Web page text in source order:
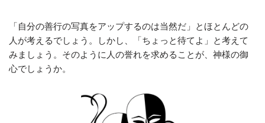
「自分の善行の写真をアップするのは当然だ」とほとんどの
人が考えるでしょう。しかし、「ちょっと待てよ」と考えて
みましょう。そのように人の誉れを求めることが、神様の御
心でしょうか。